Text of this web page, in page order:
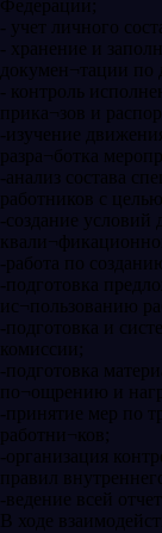
Федерации;
- учет личного
- хранение и
докумен¬тации по
- контроль
прика¬зов и
-изучение
разра¬ботка
-анализ состава
работников с
-создание условий
-работа по
-подготовка
ис¬пользованию
-подготовка и
комиссии;
-подготовка
по¬ощрению и
-принятие мер по
работни¬ков;
-организация
правил
-ведение всей
В ходе